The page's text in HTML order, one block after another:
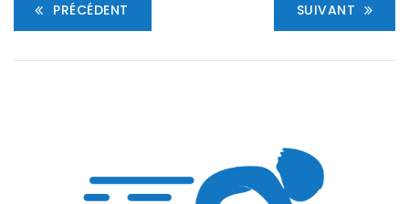
PRÉCÉDENT SUIVANT